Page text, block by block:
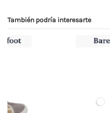
También podría interesarte